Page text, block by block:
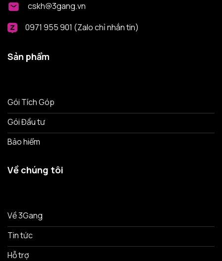
cskh@3gang.vn
0971 955 901 (Zalo chỉ nhắn tin)
Sản phẩm
Gói Tích Góp
Gói Đầu tư
Bảo hiểm
Về chúng tôi
Về 3Gang
Tin tức
Hỗ trợ